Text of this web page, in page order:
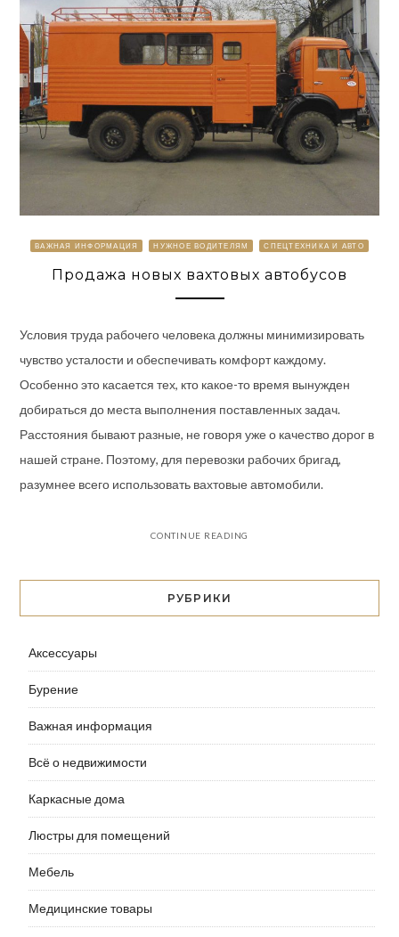
ВАЖНАЯ ИНФОРМАЦИЯ НУЖНОЕ ВОДИТЕЛЯМ СПЕЦТЕХНИКА И АВТО
Продажа новых вахтовых автобусов
Условия труда рабочего человека должны минимизировать
чувство усталости и обеспечивать комфорт каждому.
Особенно это касается тех, кто какое-то время вынужден
добираться до места выполнения поставленных задач.
Расстояния бывают разные, не говоря уже о качество дорог в
нашей стране. Поэтому, для перевозки рабочих бригад,
разумнее всего использовать вахтовые автомобили.
CONTINUE READING
РУБРИКИ
Аксессуары
Бурение
Важная информация
Всё о недвижимости
Каркасные дома
Люстры для помещений
Мебель
Медицинские товары